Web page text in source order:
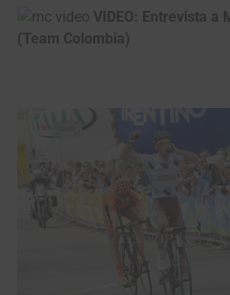
VIDEO: Entrevista a
(Team Colombia)